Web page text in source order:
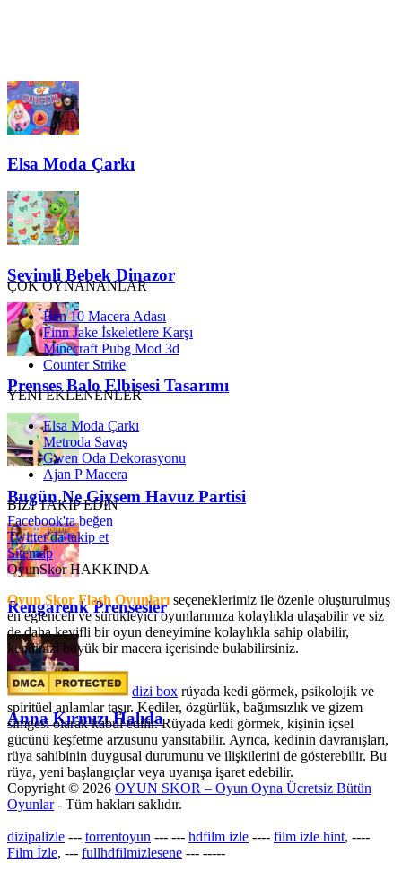
Elsa Moda Çarkı
Sevimli Bebek Dinazor
Prenses Balo Elbisesi Tasarımı
Bugün Ne Giysem Havuz Partisi
Rengarenk Prensesler
Anna Kırmızı Halıda
ÇOK OYNANANLAR
Ben 10 Macera Adası
Finn Jake İskeletlere Karşı
Minecraft Pubg Mod 3d
Counter Strike
YENİ EKLENENLER
Elsa Moda Çarkı
Metroda Savaş
Gwen Oda Dekorasyonu
Ajan P Macera
BİZİ TAKİP EDİN
Facebook'ta beğen
Twitter'da takip et
Sitemap
OyunSkor HAKKINDA
Oyun Skor Flash Oyunları seçeneklerimiz ile özenle oluşturulmuş
en eğlenceli ve sürükleyici oyunlarımıza kolaylıkla ulaşabilir ve siz
de daha keyifli bir oyun deneyimine kolaylıkla sahip olabilir,
kendinizi büyük bir macera içerisinde bulabilirsiniz.
dizi box rüyada kedi görmek​, psikolojik ve
spiritüel anlamlar taşır. Kediler, özgürlük, bağımsızlık ve gizem
simgesi olarak kabul edilir. Rüyada kedi görmek, kişinin içsel
gücünü keşfetme arzusunu yansıtabilir. Ayrıca, kedinin davranışları,
rüya sahibinin duygusal durumunu ve ilişkilerini de gösterebilir. Bu
rüya, yeni başlangıçlar veya uyanışa işaret edebilir.
Copyright © 2026 OYUN SKOR – Oyun Oyna Ücretsiz Bütün
Oyunlar- Tüm hakları saklıdır.
dizipalizle --- torrentoyun --- --- hdfilm izle ---- film izle hint, ----
Film İzle, --- fullhdfilmizlesene --- -----